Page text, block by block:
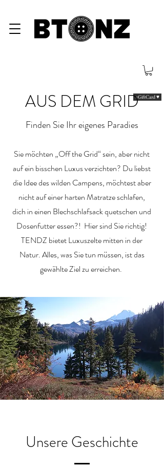
eGiftCard ♥
AUS DEM GRID
Finden Sie Ihr eigenes Paradies
Sie möchten „Off the Grid“ sein, aber nicht
auf ein bisschen Luxus verzichten? Du liebst
die Idee des wilden Campens, möchtest aber
nicht auf einer harten Matratze schlafen,
dich in einen Blechschlafsack quetschen und
Dosenfutter essen?! Hier sind Sie richtig!
TENDZ bietet Luxuszelte mitten in der
Natur. Alles, was Sie tun müssen, ist das
gewählte Ziel zu erreichen.
Unsere Geschichte